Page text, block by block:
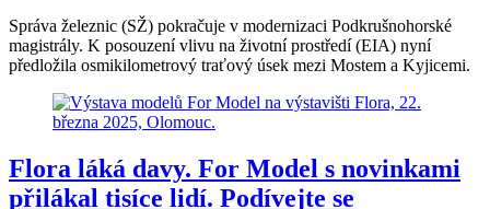
Správa železnic (SŽ) pokračuje v modernizaci Podkrušnohorské
magistrály. K posouzení vlivu na životní prostředí (EIA) nyní
předložila osmikilometrový traťový úsek mezi Mostem a Kyjicemi.
Flora láká davy. For Model s novinkami
přilákal tisíce lidí. Podívejte se